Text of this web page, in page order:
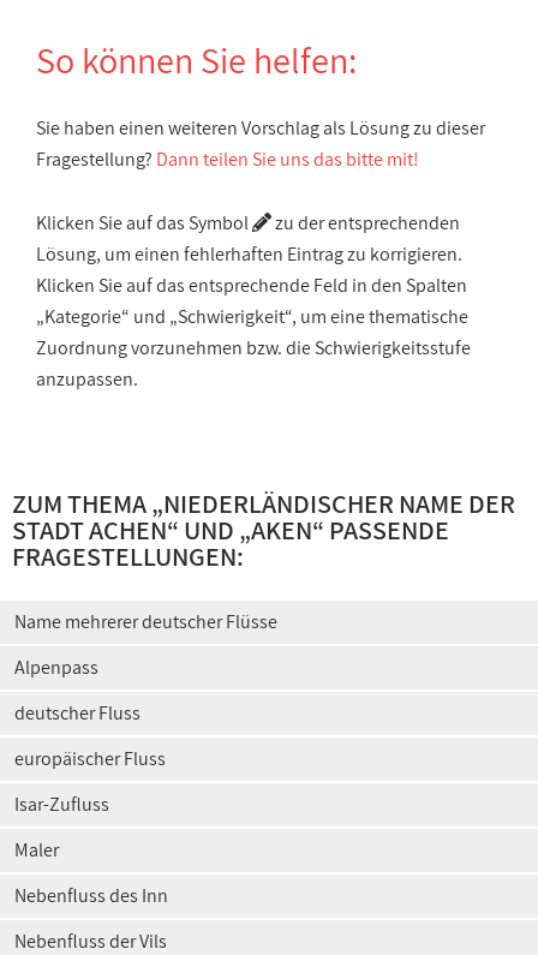
So können Sie helfen:
Sie haben einen weiteren Vorschlag als Lösung zu dieser
Fragestellung? Dann teilen Sie uns das bitte mit!
Klicken Sie auf das Symbol
zu der entsprechenden
Lösung, um einen fehlerhaften Eintrag zu korrigieren.
Klicken Sie auf das entsprechende Feld in den Spalten
„Kategorie“ und „Schwierigkeit“, um eine thematische
Zuordnung vorzunehmen bzw. die Schwierigkeitsstufe
anzupassen.
ZUM THEMA „NIEDERLÄNDISCHER NAME DER
STADT ACHEN“ UND „AKEN“ PASSENDE
FRAGESTELLUNGEN:
Name mehrerer deutscher Flüsse
Alpenpass
deutscher Fluss
europäischer Fluss
Isar-Zufluss
Maler
Nebenfluss des Inn
Nebenfluss der Vils